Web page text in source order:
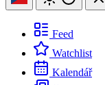
Feed
Watchlist
Kalendář